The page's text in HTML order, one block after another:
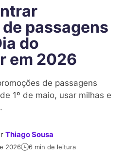
passagens
do
em 2026
de passagens
1º de maio, usar milhas e
Thiago Sousa
2026 6 min de leitura